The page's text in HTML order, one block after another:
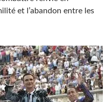
et l’abandon entre les